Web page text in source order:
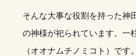
そんな大事な役割を持った神
の神様が祀られています。一
（オオナムチノミコト）です